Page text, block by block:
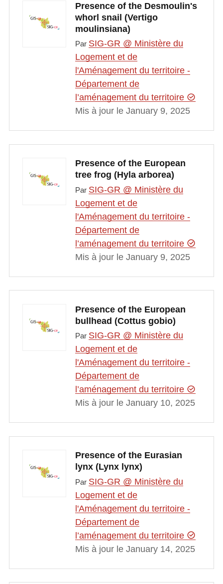
Presence of the Desmoulin's
whorl snail (Vertigo
moulinsiana)
Par SIG-GR @ Ministère du
Logement et de
l'Aménagement du territoire -
Département de
l’aménagement du territoire
Mis à jour le January 9, 2025
Presence of the European
tree frog (Hyla arborea)
Par SIG-GR @ Ministère du
Logement et de
l'Aménagement du territoire -
Département de
l’aménagement du territoire
Mis à jour le January 9, 2025
Presence of the European
bullhead (Cottus gobio)
Par SIG-GR @ Ministère du
Logement et de
l'Aménagement du territoire -
Département de
l’aménagement du territoire
Mis à jour le January 10, 2025
Presence of the Eurasian
lynx (Lynx lynx)
Par SIG-GR @ Ministère du
Logement et de
l'Aménagement du territoire -
Département de
l’aménagement du territoire
Mis à jour le January 14, 2025